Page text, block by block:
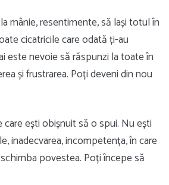
mânie, resentimente, să lași totul în
cicatricile care odată ți-au
este nevoie să răspunzi la toate în
și frustrarea. Poți deveni din nou
ești obișnuit să o spui. Nu ești
inadecvarea, incompetența, în care
povestea. Poți începe să